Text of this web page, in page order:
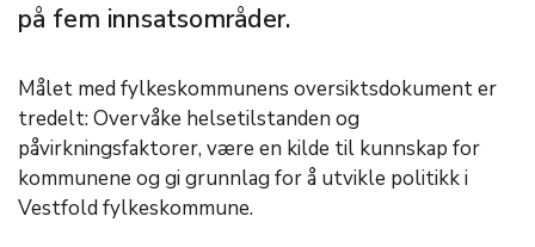
på fem innsatsområder.
Målet med fylkeskommunens oversiktsdokument er
tredelt: Overvåke helsetilstanden og
påvirkningsfaktorer, være en kilde til kunnskap for
kommunene og gi grunnlag for å utvikle politikk i
Vestfold fylkeskommune.